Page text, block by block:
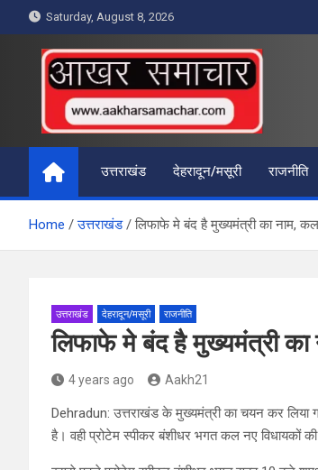
to
content
Saturday, August 8, 2026
आखर समाचार
उत्तराखंड देहरादून/मसूरी राजनीति
Home उत्तराखंड लिफाफे मे बंद है मुख्यमंत्री का नाम,
उत्तराखंड देहरादून/मसूरी राजनीति
लिफाफे मे बंद है मुख्यमंत्री
4 years ago Aakh21
Dehradun: उत्तराखंड के मुख्यमंत्री का चयन कर
है। वही प्रोटेम स्पीकर बंशीधर भगत कल नए विधायकों